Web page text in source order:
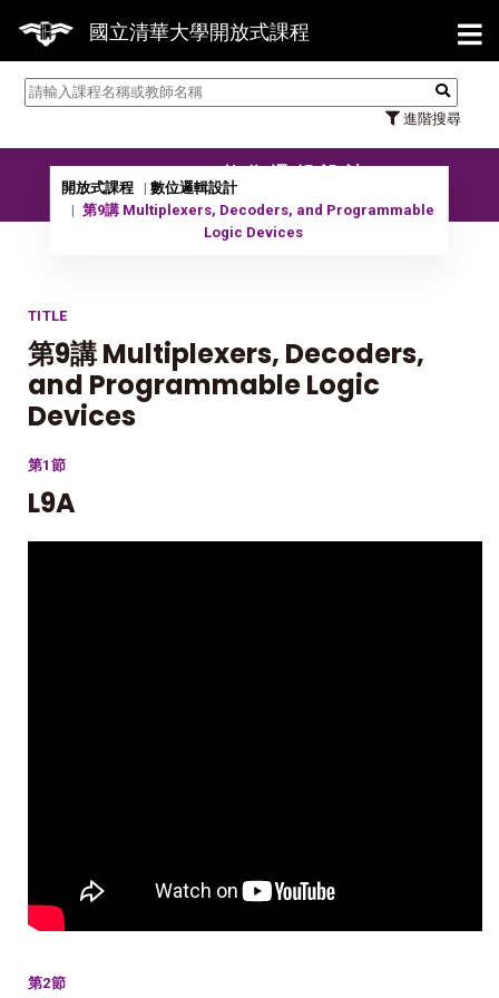
國立清華大學開放式課程
進階搜尋
【7/31】
10801 數位邏輯設計
開放式課程
數位邏輯設計
第9講 Multiplexers, Decoders, and Programmable
Logic Devices
TITLE
第9講 Multiplexers, Decoders,
and Programmable Logic
Devices
第1節
L9A
第2節